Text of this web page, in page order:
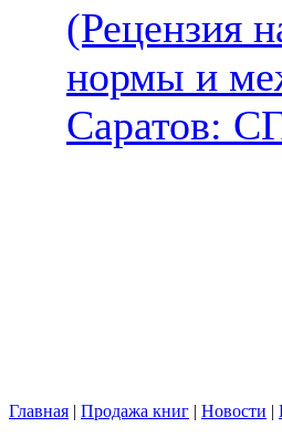
(Рецензия
нормы и
Саратов:
Главная | Продажа книг | Новости |